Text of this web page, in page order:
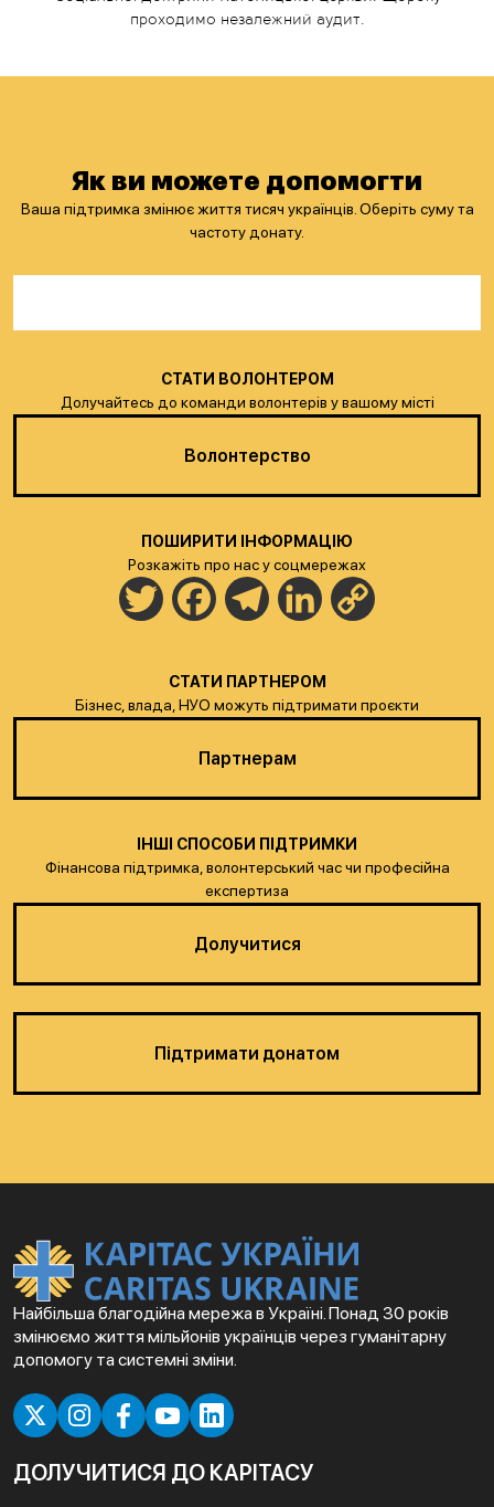
проходимо незалежний аудит.
Як ви можете допомогти
Ваша підтримка змінює життя тисяч українців. Оберіть суму та
частоту донату.
СТАТИ ВОЛОНТЕРОМ
Долучайтесь до команди волонтерів у вашому місті
Волонтерство
ПОШИРИТИ ІНФОРМАЦІЮ
Розкажіть про нас у соцмережах
Twitter FacebookTelegramLinkedIn
СТАТИ ПАРТНЕРОМ
Бізнес, влада, НУО можуть підтримати проєкти
Партнерам
ІНШІ СПОСОБИ ПІДТРИМКИ
Фінансова підтримка, волонтерський час чи професійна
експертиза
Долучитися
Підтримати донатом
Найбільша благодійна мережа в Україні. Понад 30 років
змінюємо життя мільйонів українців через гуманітарну
допомогу та системні зміни.
ДОЛУЧИТИСЯ ДО КАРІТАСУ